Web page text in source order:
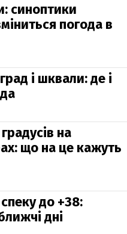
синоптики
погода в
і шквали: де і
на
що на це кажуть
до +38:
дні